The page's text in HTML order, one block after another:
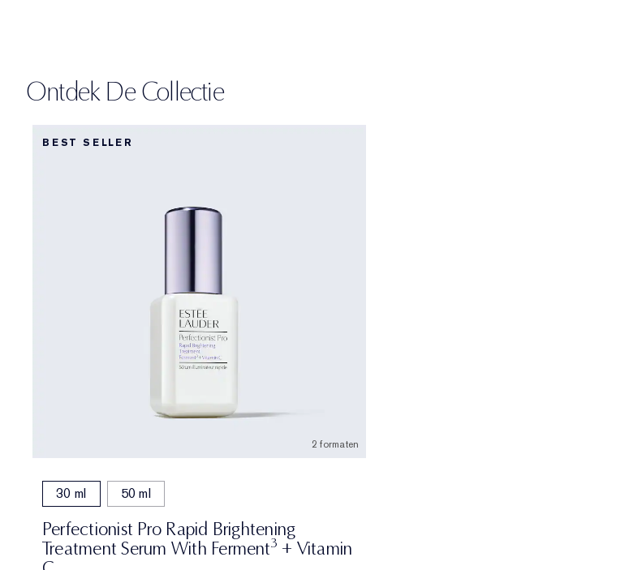
Ontdek De Collectie
BEST SELLER
2 formaten
30 ml 50 ml
Perfectionist Pro Rapid Brightening
Treatment Serum With Ferment3 + Vitamin